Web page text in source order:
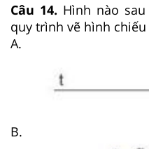
Câu 14. Hình nào
quy trình vẽ hình
A.
B.